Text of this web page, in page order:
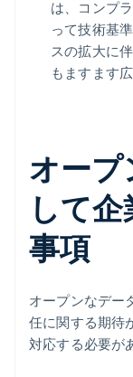
は、コンプ
って技術基
スの拡大に
もますます
オープ
して
事項
オープンなデー
任に関する期待
対応する必要が